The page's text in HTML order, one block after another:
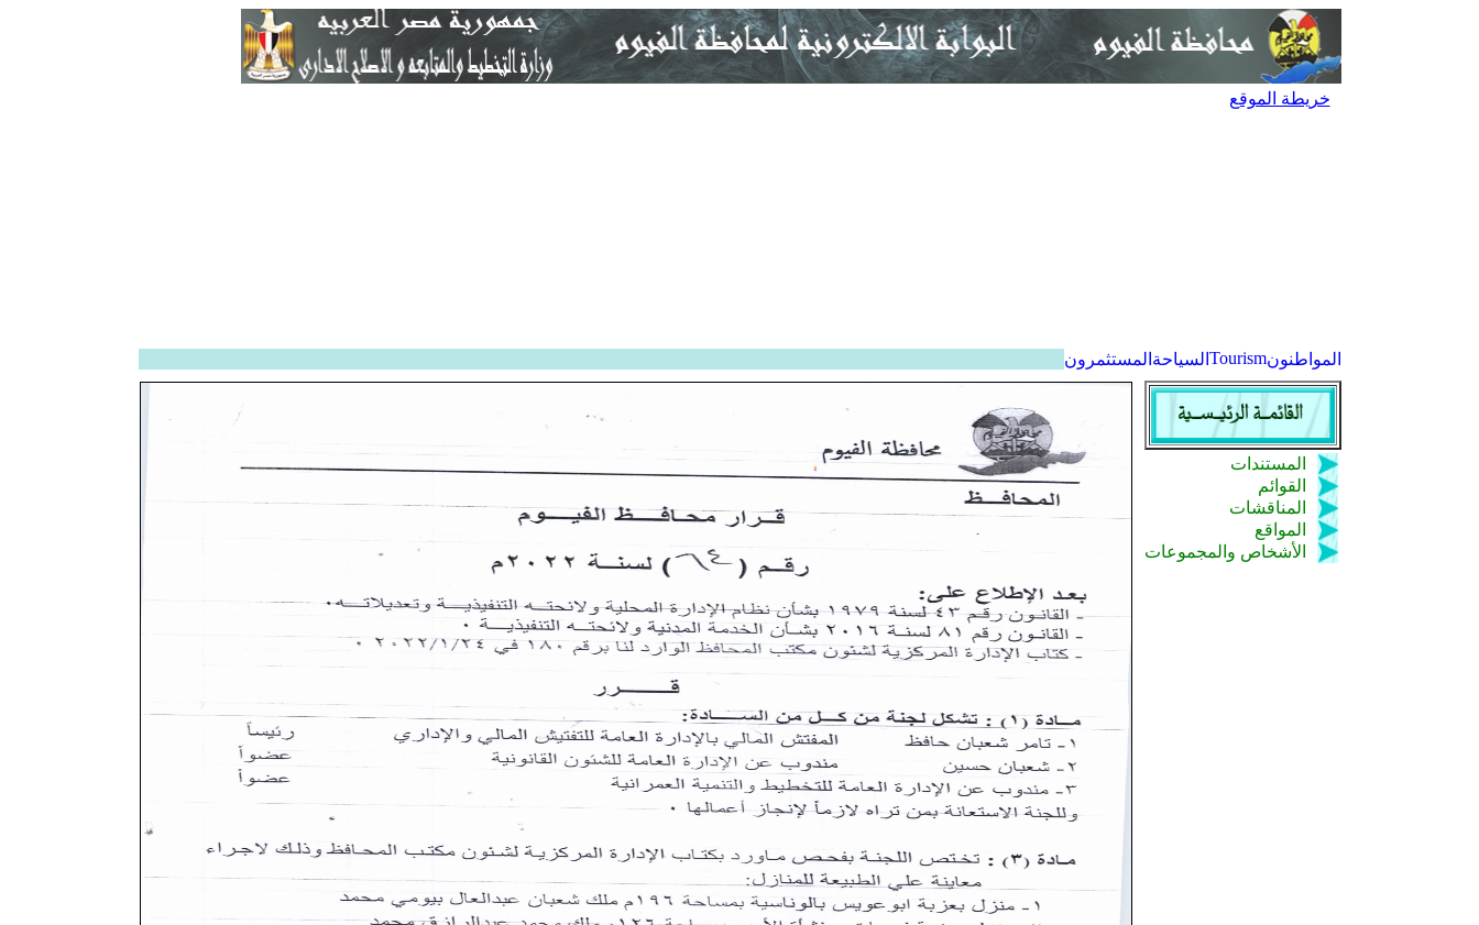
خريطة الموقع
المواطنونTourism السياحة المستثمرون
المستندات
القوائم
المناقشات
المواقع
الأشخاص والمجموعات